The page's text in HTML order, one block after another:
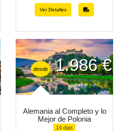
Ver Detalles
Alemania al Completo y lo
Mejor de Polonia
14 dias
desde 1.986 €